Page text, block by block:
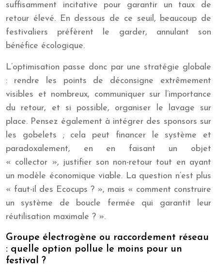
suffisamment incitative pour garantir un taux de
retour élevé. En dessous de ce seuil, beaucoup de
festivaliers préfèrent le garder, annulant son
bénéfice écologique.
L’optimisation passe donc par une stratégie globale
: rendre les points de déconsigne extrêmement
visibles et nombreux, communiquer sur l’importance
du retour, et si possible, organiser le lavage sur
place. Pensez également à intégrer des sponsors sur
les gobelets ; cela peut financer le système et
paradoxalement, en en faisant un objet
« collector », justifier son non-retour tout en ayant
un modèle économique viable. La question n’est plus
« faut-il des Ecocups ? », mais « comment construire
un système de boucle fermée qui garantit leur
réutilisation maximale ? ».
Groupe électrogène ou raccordement réseau
: quelle option pollue le moins pour un
festival ?